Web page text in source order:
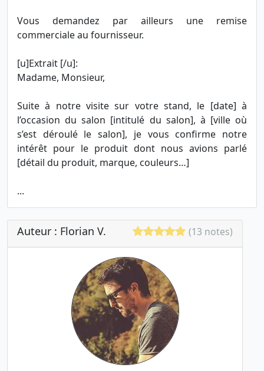
Vous demandez par ailleurs une remise
commerciale au fournisseur.
[u]Extrait [/u]:
Madame, Monsieur,
Suite à notre visite sur votre stand, le [date] à
l’occasion du salon [intitulé du salon], à [ville où
s’est déroulé le salon], je vous confirme notre
intérêt pour le produit dont nous avions parlé
[détail du produit, marque, couleurs…]
...
Auteur : Florian V. (13 notes)